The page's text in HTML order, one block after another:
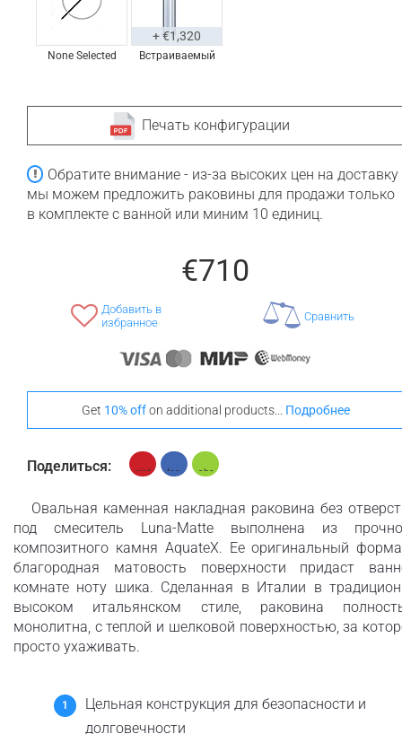
None Selected Встраиваемый
+ €1,320
Печать конфигурации
Обратите внимание - из-за высоких цен на доставку
мы можем предложить раковины для продажи только
в комплекте с ванной или миним 10 единиц.
€710
Добавить в
избранное
Сравнить
Get 10% offon additional products... Подробнее
Поделиться:
Овальная каменная накладная раковина без
под смеситель Luna-Matte выполнена из
композитного камня AquateX. Ее оригинальный
благородная матовость поверхности придаст
комнате ноту шика. Сделанная в Италии в
высоком итальянском стиле, раковина
монолитна, с теплой и шелковой поверхностью, за
просто ухаживать.
Цельная конструкция для безопасности и
долговечности